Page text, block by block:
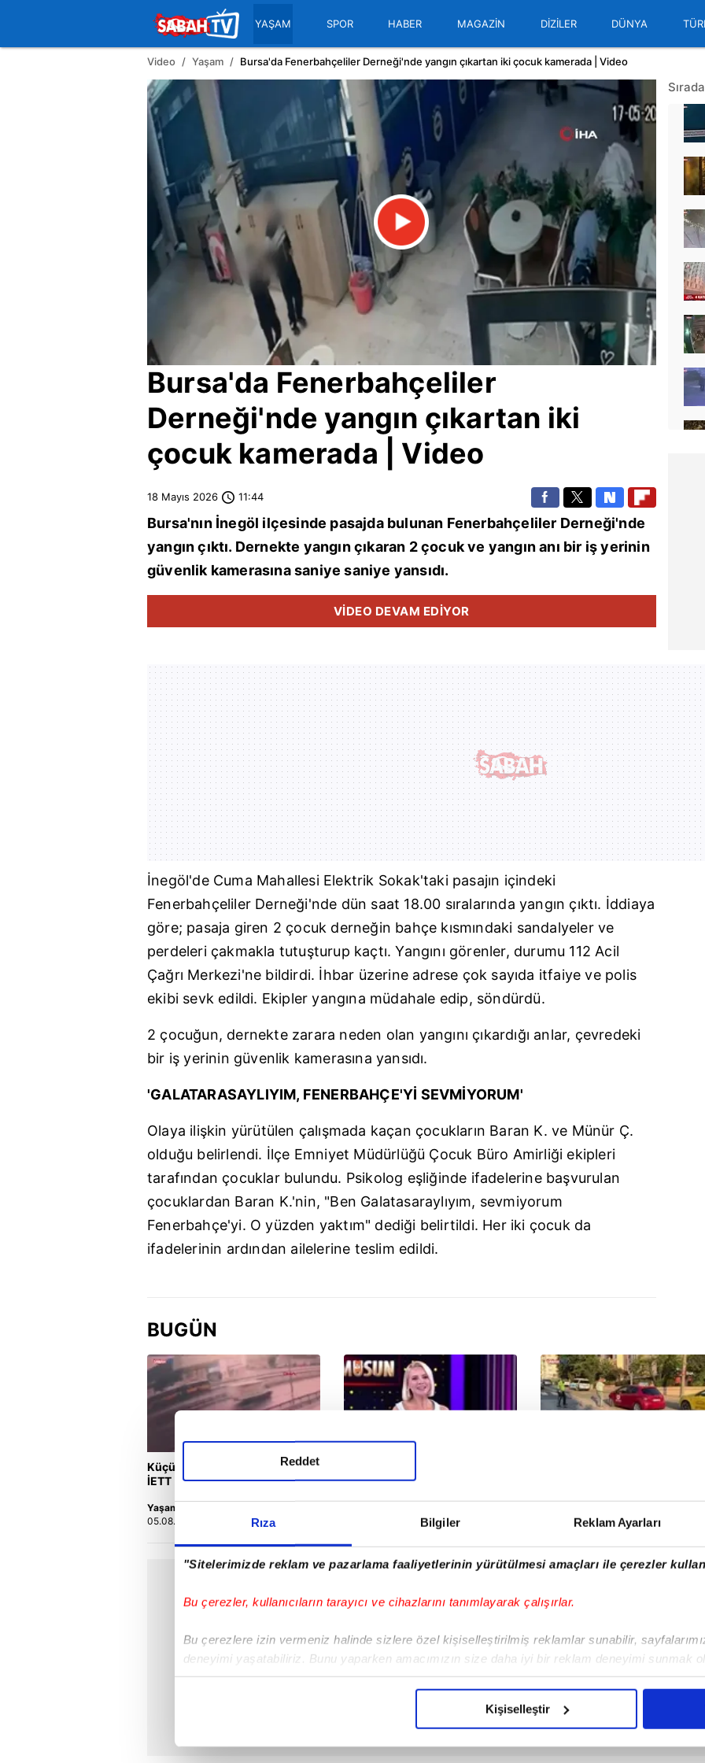
Rıza Bilgiler Reklam Ayarları
"Sitelerimizde reklam ve pazarlama faaliyetlerinin yürütülmesi amaçları ile çerezler
Bu çerezler, kullanıcıların tarayıcı ve cihazlarını tanımlayarak çalışırlar.
Bu çerezlere izin vermeniz halinde sizlere özel kişiselleştirilmiş reklamlar sunabilir,
deneyimi yaşatabiliriz. Bunu yaparken amacımızın size daha iyi bir reklam deneyimi sunmak
içerikleri sunabilmek adına elimizden gelen çabayı gösterdiğimizi ve bu noktada, reklamların
Reddet
Kişiselleştir
YAŞAM SPOR HABER MAGAZİN DİZİLER DÜNYA
Video Yaşam Bursa'da Fenerbahçeliler Derneği'nde yangın çıkartan iki çocuk kamerada | Video
Bursa'da Fenerbahçeliler
Derneği'nde yangın çıkartan iki
çocuk kamerada | Video
18 Mayıs 2026 11:44
Bursa'nın İnegöl ilçesinde pasajda bulunan Fenerbahçeliler Derneği'nde
yangın çıktı. Dernekte yangın çıkaran 2 çocuk ve yangın anı bir iş yerinin
güvenlik kamerasına saniye saniye yansıdı.
VİDEO DEVAM EDİYOR
İnegöl'de Cuma Mahallesi Elektrik Sokak'taki pasajın içindeki
Fenerbahçeliler Derneği'nde dün saat 18.00 sıralarında yangın çıktı. İddiaya
göre; pasaja giren 2 çocuk derneğin bahçe kısmındaki sandalyeler ve
perdeleri çakmakla tutuşturup kaçtı. Yangını görenler, durumu 112 Acil
Çağrı Merkezi'ne bildirdi. İhbar üzerine adrese çok sayıda itfaiye ve polis
ekibi sevk edildi. Ekipler yangına müdahale edip, söndürdü.
2 çocuğun, dernekte zarara neden olan yangını çıkardığı anlar, çevredeki
bir iş yerinin güvenlik kamerasına yansıdı.
'GALATARASAYLIYIM, FENERBAHÇE'Yİ SEVMİYORUM'
Olaya ilişkin yürütülen çalışmada kaçan çocukların Baran K. ve Münür Ç.
olduğu belirlendi. İlçe Emniyet Müdürlüğü Çocuk Büro Amirliği ekipleri
tarafından çocuklar bulundu. Psikolog eşliğinde ifadelerine başvurulan
çocuklardan Baran K.'nin, "Ben Galatasaraylıyım, sevmiyorum
Fenerbahçe'yi. O yüzden yaktım" dediği belirtildi. Her iki çocuk da
ifadelerinin ardından ailelerine teslim edildi.
BUGÜN
Küçükçekmece'de otomobilin
İETT otobüsüne çarptığı kaza
Yaşam
05.08.2026 | 14:28
Fragmanı yayınlandı | Video
05.08.2026 | 10:45
05.08.2026 | 22:10